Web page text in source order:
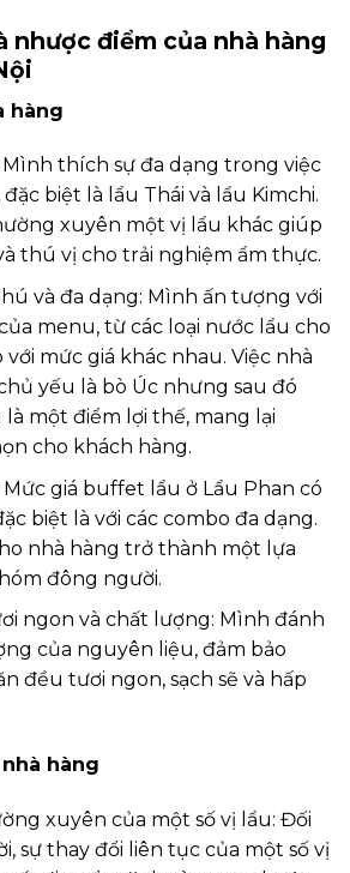
nhược điểm của nhà hàng
hàng
thích sự đa dạng trong việc
đặc biệt là lẩu Thái và lẩu Kimchi.
xuyên một vị lẩu khác giúp
thú vị cho trải nghiệm ẩm thực.
và đa dạng: Mình ấn tượng với
menu, từ các loại nước lẩu cho
mức giá khác nhau. Việc nhà
yếu là bò Úc nhưng sau đó
một điểm lợi thế, mang lại
cho khách hàng.
Mức giá buffet lẩu ở Lẩu Phan có
biệt là với các combo đa dạng.
nhà hàng trở thành một lựa
đông người.
ngon và chất lượng: Mình đánh
của nguyên liệu, đảm bảo
đều tươi ngon, sạch sẽ và hấp
hàng
xuyên của một số vị lẩu: Đối
sự thay đổi liên tục của một số vị